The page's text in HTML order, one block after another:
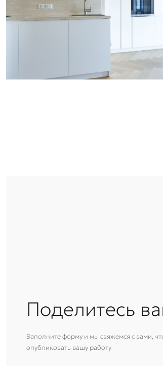
Поделитесь
Заполните форму и мы свяжемся с вами,
опубликовать вашу работу